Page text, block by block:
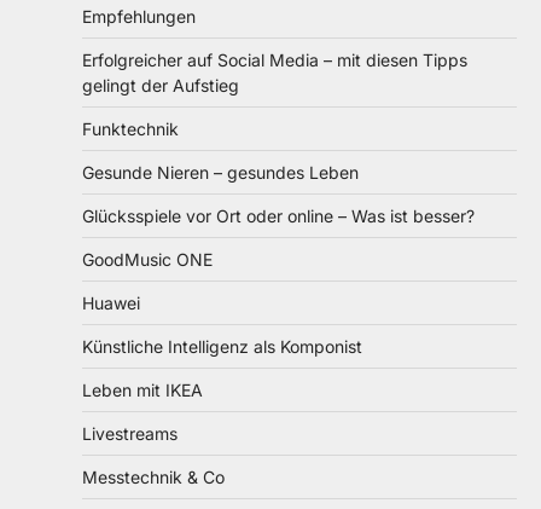
Empfehlungen
Erfolgreicher auf Social Media – mit diesen Tipps
gelingt der Aufstieg
Funktechnik
Gesunde Nieren – gesundes Leben
Glücksspiele vor Ort oder online – Was ist besser?
GoodMusic ONE
Huawei
Künstliche Intelligenz als Komponist
Leben mit IKEA
Livestreams
Messtechnik & Co